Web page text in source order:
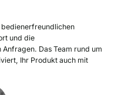
und die
Das Team rund um
Ihr Produkt auch mit